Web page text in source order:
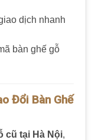
dịch nhanh
bàn ghế gỗ
Đổi Bàn Ghế
cũ tại Hà Nội,